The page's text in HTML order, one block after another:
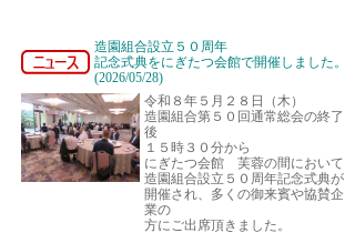
造園組合設立５０周年
記念式典をにぎたつ会館で開催しました。
(2026/05/28)
令和８年５月２８日（木）
造園組合第５０回通常総会の終了
後
１５時３０分から
にぎたつ会館 芙蓉の間において
造園組合設立５０周年記念式典が
開催され、多くの御来賓や協賛企
業の
方にご出席頂きました。